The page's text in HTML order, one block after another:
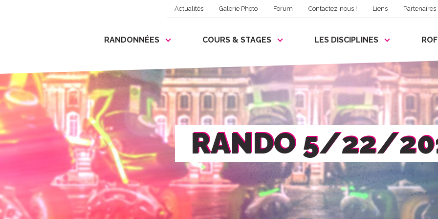
RANDONNÉES COURS & STAGES LES DISCIPLINES
Actualités Galerie Photo Forum Contactez-nous ! Liens Partenaires
RANDO 5/22/